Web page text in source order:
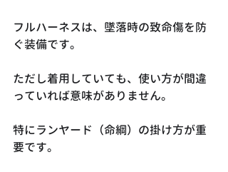
フルハーネスは、墜落時の致命傷を防
ぐ装備です。
ただし着用していても、使い方が間違
っていれば意味がありません。
特にランヤード（命綱）の掛け方が重
要です。